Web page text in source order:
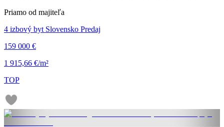
Priamo od majiteľa
4 izbový byt Slovensko Predaj
159 000 €
1 915,66 €/m²
TOP